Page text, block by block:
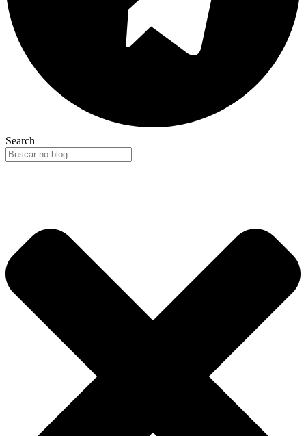
Search